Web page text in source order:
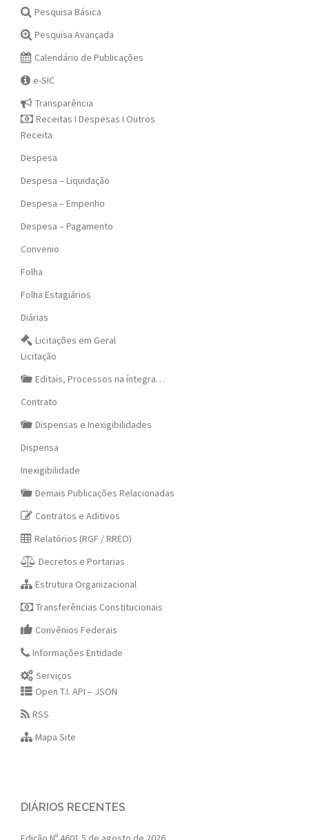
Pesquisa Básica
Pesquisa Avançada
Calendário de Publicações
e-SIC
Transparência
Receitas I Despesas I Outros
Receita
Despesa
Despesa – Liquidação
Despesa – Empenho
Despesa – Pagamento
Convenio
Folha
Folha Estagiários
Diárias
Licitações em Geral
Licitação
Editais, Processos na íntegra…
Contrato
Dispensas e Inexigibilidades
Dispensa
Inexigibilidade
Demais Publicações Relacionadas
Contratos e Aditivos
Relatórios (RGF / RREO)
Decretos e Portarias
Estrutura Organizacional
Transferências Constitucionais
Convênios Federais
Informações Entidade
Serviços
Open T.I. API – JSON
RSS
Mapa Site
DIÁRIOS RECENTES